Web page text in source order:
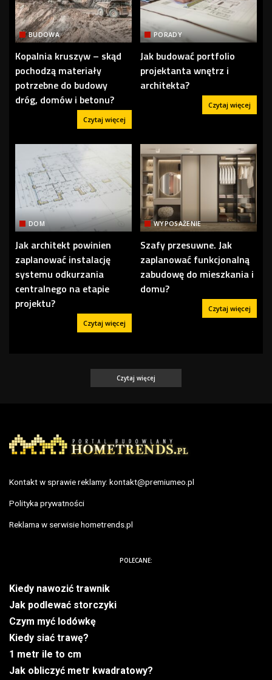
BUDOWA
Kopalnia kruszyw – skąd
pochodzą materiały
potrzebne do budowy
dróg, domów i betonu?
Czytaj więcej
PORADY
Jak budować portfolio
projektanta wnętrz i
architekta?
Czytaj więcej
DOM
Jak architekt powinien
zaplanować instalację
systemu odkurzania
centralnego na etapie
projektu?
Czytaj więcej
WYPOSAŻENIE
Szafy przesuwne. Jak
zaplanować funkcjonalną
zabudowę do mieszkania i
domu?
Czytaj więcej
Czytaj więcej
Kontakt w sprawie reklamy: kontakt@premiumeo.pl
Polityka prywatności
Reklama w serwisie hometrends.pl
POLECANE:
Kiedy nawozić trawnik
Jak podlewać storczyki
Czym myć lodówkę
Kiedy siać trawę?
1 metr ile to cm
Jak obliczyć metr kwadratowy?